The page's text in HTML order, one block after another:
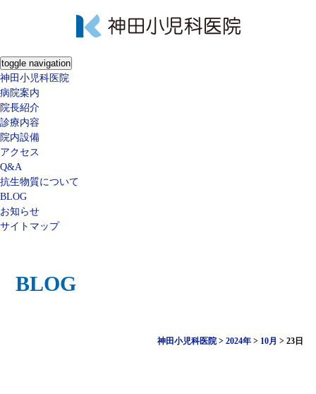
toggle navigation
神田小児科医院
病院案内
院長紹介
診療内容
院内設備
アクセス
Q&A
抗生物質について
BLOG
お知らせ
サイトマップ
BLOG
神田小児科医院 >2024年 > 10月 >23日